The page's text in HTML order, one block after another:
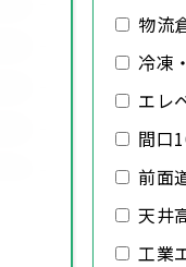
物流
冷凍
エレ
間口
前面
天井
工業